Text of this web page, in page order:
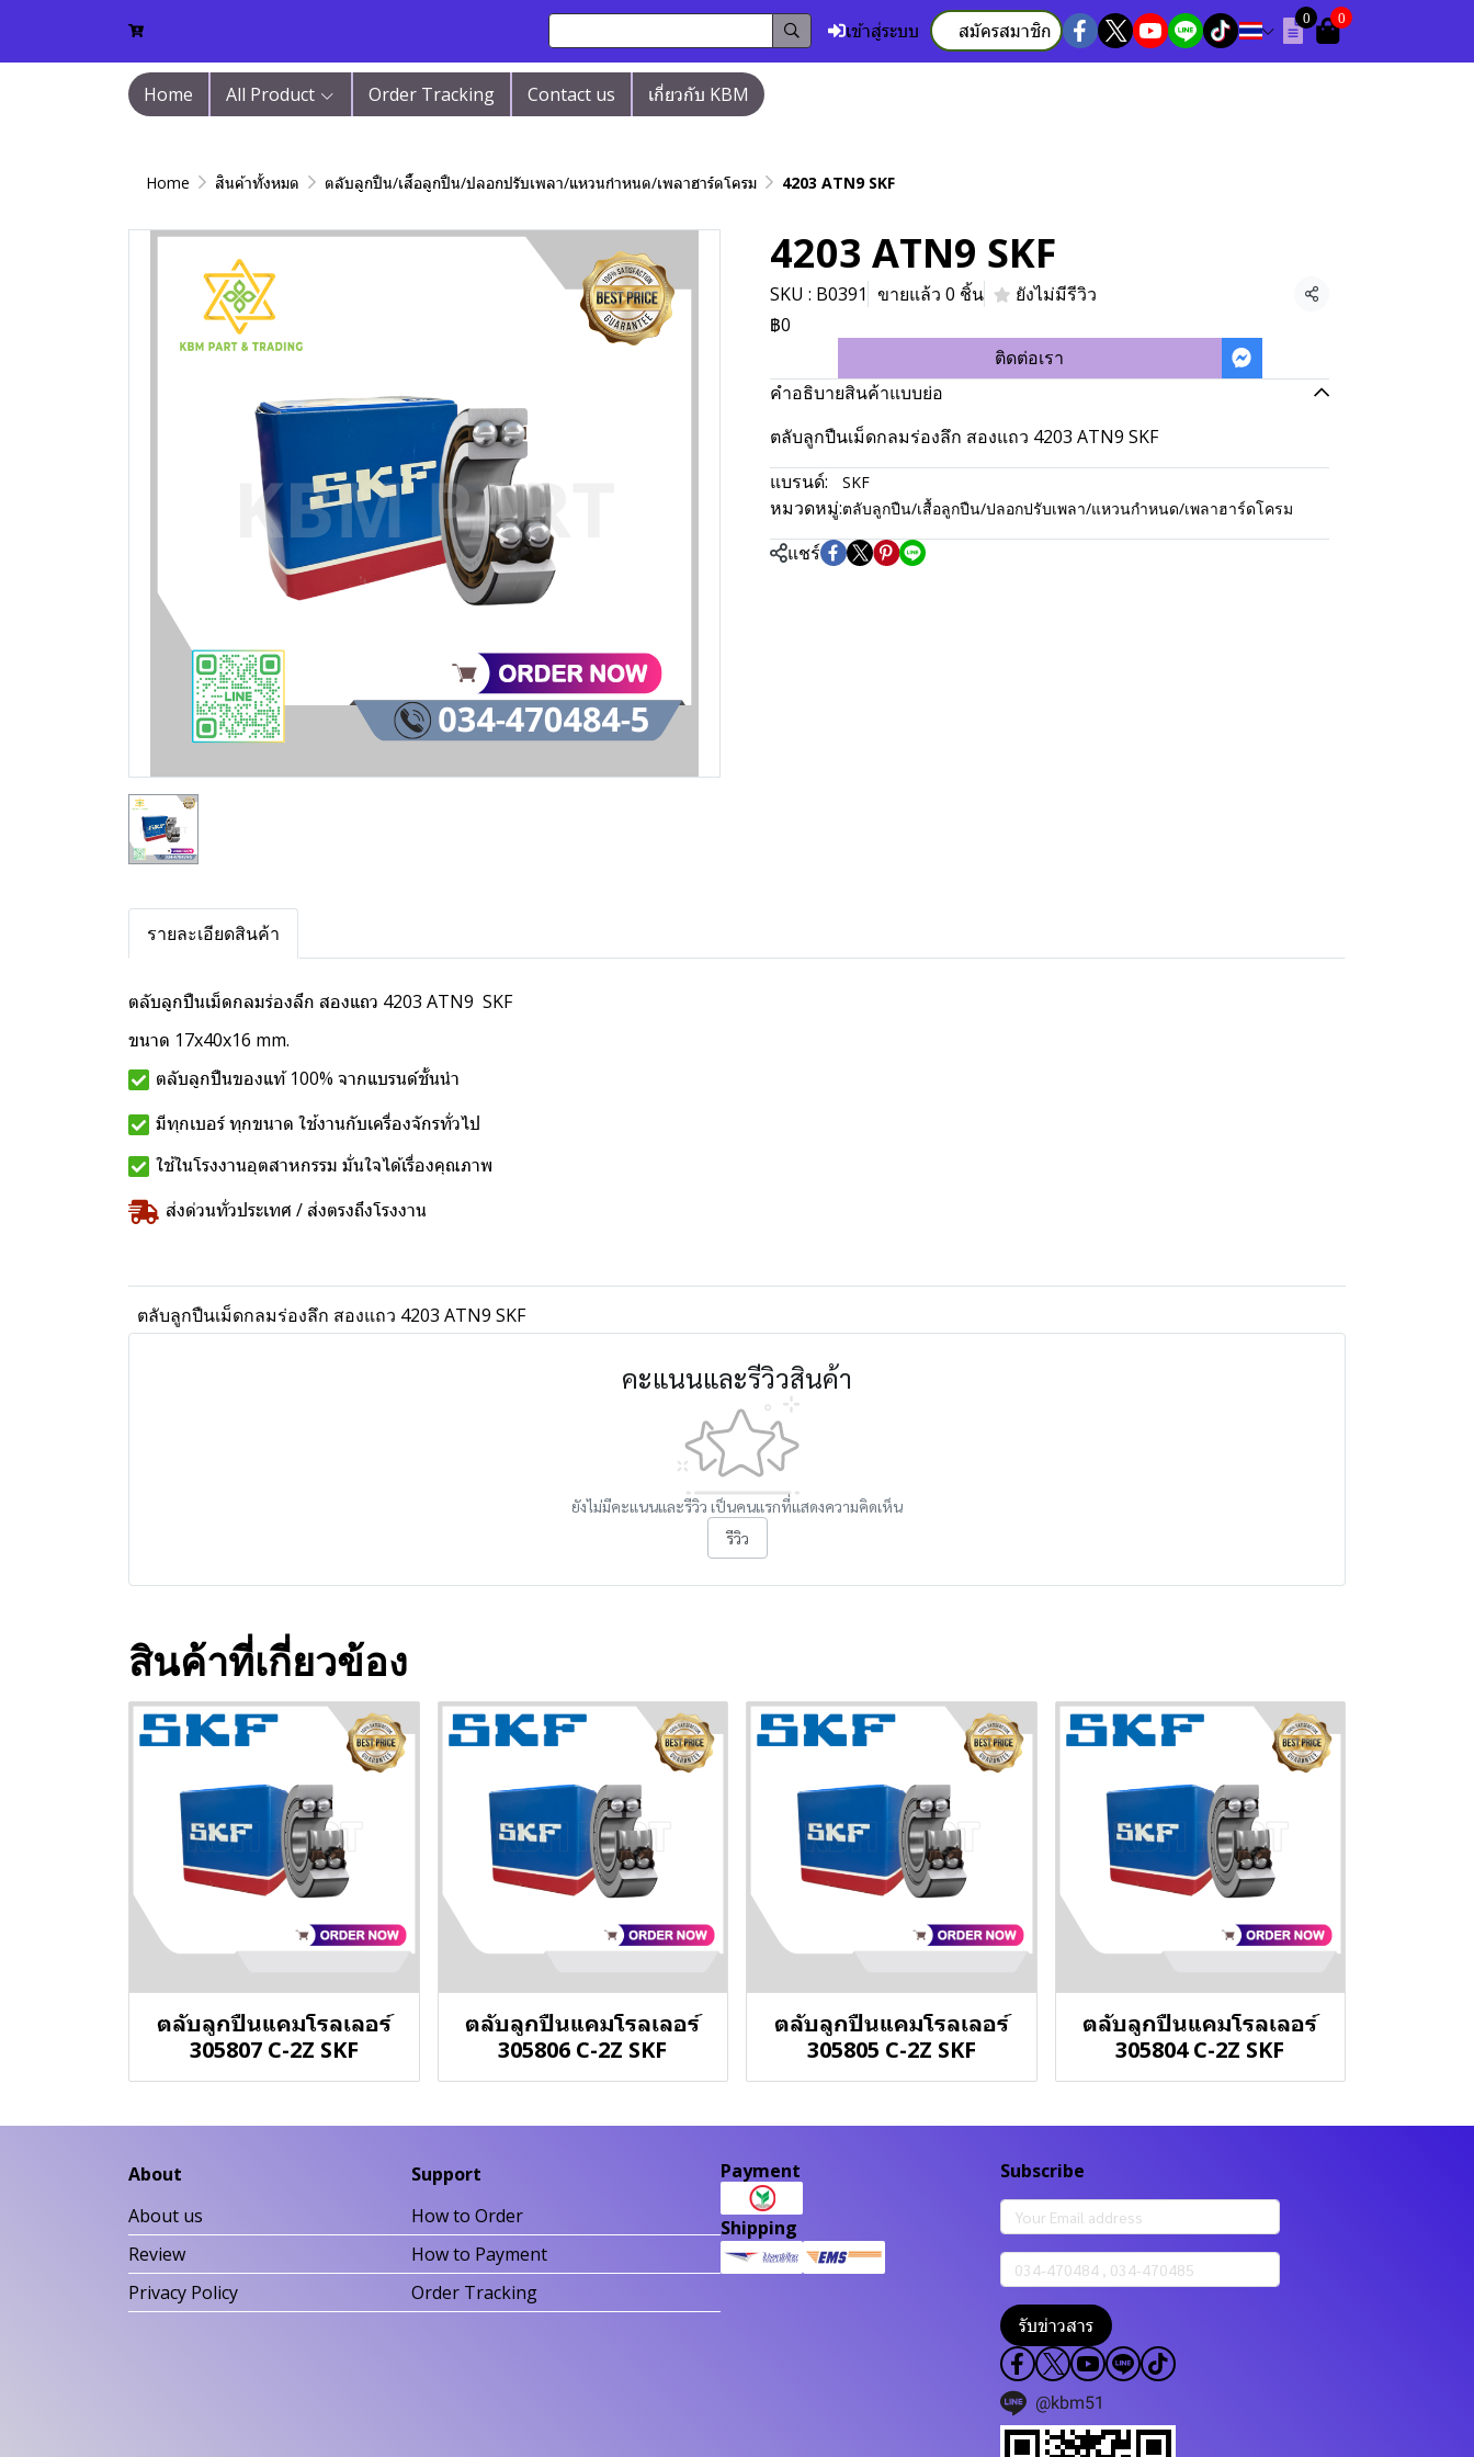
เข้าสู่ระบบ สมัครสมาชิก
0 0
Home All Product Order Tracking Contact us เกี่ยวกับ KBM
Home สินค้าทั้งหมด ตลับลูกปืน/เสื้อลูกปืน/ปลอกปรับเพลา/แหวนกำหนด/เพลาฮาร์ดโครม 4203 ATN9 SKF
4203 ATN9 SKF
SKU : B0391 ขายแล้ว 0 ชิ้น ยังไม่มีรีวิว
แชร์
฿0
ติดต่อเรา
คำอธิบายสินค้าแบบย่อ
ตลับลูกปืนเม็ดกลมร่องลึก สองแถว 4203 ATN9 SKF
แบรนด์:
SKF
หมวดหมู่:ตลับลูกปืน/เสื้อลูกปืน/ปลอกปรับเพลา/แหวนกำหนด/เพลาฮาร์ดโครม
แชร์
รายละเอียดสินค้า
ตลับลูกปืนเม็ดกลมร่องลึก สองแถว 4203 ATN9 SKF
ขนาด 17x40x16 mm.
ตลับลูกปืนของแท้ 100% จากแบรนด์ชั้นนำ
มีทุกเบอร์ ทุกขนาด ใช้งานกับเครื่องจักรทั่วไป
ใช้ในโรงงานอุตสาหกรรม มั่นใจได้เรื่องคุณภาพ
ส่งด่วนทั่วประเทศ / ส่งตรงถึงโรงงาน
ตลับลูกปืนเม็ดกลมร่องลึก สองแถว 4203 ATN9 SKF
คะแนนและรีวิวสินค้า
ยังไม่มีคะแนนและรีวิว เป็นคนแรกที่แสดงความคิดเห็น
รีวิว
สินค้าที่เกี่ยวข้อง
ตลับลูกปืนแคมโรลเลอร์
305807 C-2Z SKF
ตลับลูกปืนแคมโรลเลอร์
305806 C-2Z SKF
ตลับลูกปืนแคมโรลเลอร์
305805 C-2Z SKF
ตลับลูกปืนแคมโรลเลอร์
305804 C-2Z SKF
About
About us
Review
Privacy Policy
Support
How to Order
How to Payment
Order Tracking
Payment
Shipping
Subscribe
รับข่าวสาร
@kbm51